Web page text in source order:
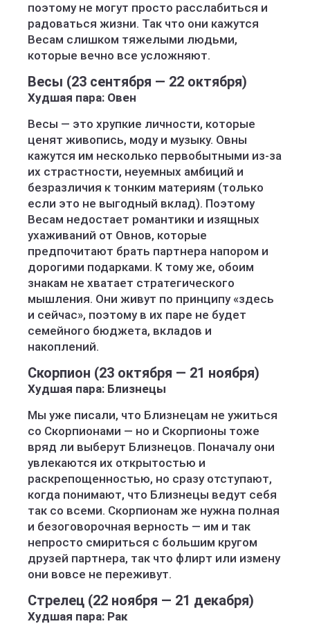
поэтому не могут просто расслабиться и
радоваться жизни. Так что они кажутся
Весам слишком тяжелыми людьми,
которые вечно все усложняют.
Весы (23 сентября — 22 октября)
Худшая пара: Овен
Весы — это хрупкие личности, которые
ценят живопись, моду и музыку. Овны
кажутся им несколько первобытными из-за
их страстности, неуемных амбиций и
безразличия к тонким материям (только
если это не выгодный вклад). Поэтому
Весам недостает романтики и изящных
ухаживаний от Овнов, которые
предпочитают брать партнера напором и
дорогими подарками. К тому же, обоим
знакам не хватает стратегического
мышления. Они живут по принципу «здесь
и сейчас», поэтому в их паре не будет
семейного бюджета, вкладов и
накоплений.
Скорпион (23 октября — 21 ноября)
Худшая пара: Близнецы
Мы уже писали, что Близнецам не ужиться
со Скорпионами — но и Скорпионы тоже
вряд ли выберут Близнецов. Поначалу они
увлекаются их открытостью и
раскрепощенностью, но сразу отступают,
когда понимают, что Близнецы ведут себя
так со всеми. Скорпионам же нужна полная
и безоговорочная верность — им и так
непросто смириться с большим кругом
друзей партнера, так что флирт или измену
они вовсе не переживут.
Стрелец (22 ноября — 21 декабря)
Худшая пара: Рак